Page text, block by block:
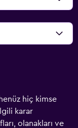
hiç kimse
karar
olanakları ve